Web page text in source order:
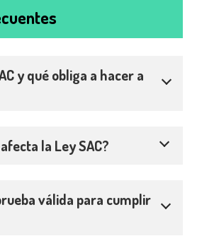
y qué obliga a hacer a
la Ley SAC?
válida para cumplir